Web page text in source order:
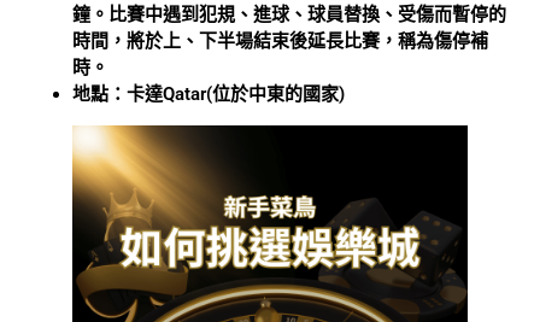
鐘。比賽中遇到犯規、進球、球員替換、受傷而暫停的
時間，將於上、下半場結束後延長比賽，稱為傷停補
時。
地點：卡達Qatar(位於中東的國家)